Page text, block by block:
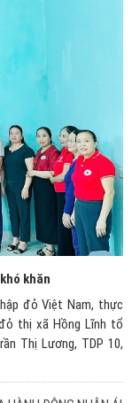
khăn
đỏ Việt Nam, thực
thị xã Hồng Lĩnh tổ
Thị Lương, TDP 10,